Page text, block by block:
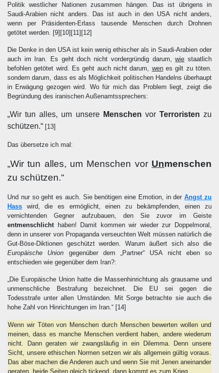
Politik westlicher Nationen zusammen hängen. Das ist übrigens in
Saudi-Arabien nicht anders. Das ist auch in den USA nicht anders,
wenn per Präsidenten-Erlass tausende Menschen durch Drohnen
getötet werden. [9][10][11][12]
Die Denke in den USA ist kein wenig ethischer als in Saudi-Arabien oder
auch im Iran. Es geht doch nicht vordergründig darum,wie staatlich
befohlen getötet wird. Es geht auch nicht darum, wenes gilt zu töten.
sondern darum, dass es als Möglichkeit politischen Handelns überhaupt
in Erwägung gezogen wird. Wo für mich das Problem liegt, zeigt die
Begründung des iranischen Außenamtssprechers:
„Wir tun alles, um unsere Menschen vor Terroristen zu
schützen.“ [13]
Das übersetze ich mal:
„Wir tun alles, um Menschen vor Unmenschen
zu schützen.“
Und nur so geht es auch. Sie benötigen eine Emotion, in derAngst zu
Hass wird, die es ermöglicht, einen zu bekämpfenden, einen zu
vernichtenden Gegner aufzubauen, den Sie zuvor im Geiste
entmenschlichthaben! Damit kommen wir wieder zur Doppelmoral,
denn in unserer von Propaganda verseuchten Welt müssen natürlich die
Gut-Böse-Diktionen geschützt werden. Warum äußert sich also die
Europäische Union gegenüber dem „Partner“ USA nicht eben so
entschieden wie gegenüber dem Iran?:
„Die Europäische Union hatte die Massenhinrichtung als grausame und
unmenschliche Bestrafung bezeichnet. Die EU sei gegen die
Todesstrafe unter allen Umständen. Mit Sorge betrachte sie auch die
hohe Zahl von Hinrichtungen im Iran.“ [14]
Wenn wir Töten von Menschen durch Menschen bewerten wollen und
meinen, dass es manche Menschen verdient haben, andere wiederum
nicht. Dann geraten wir zwangsläufig in ein Dilemma. Denn unsere
Sicht, unsere ethischen Normen setzen wir als allgemein gültig voraus.
Das aber machen die Anderen auch und wenn Sie mit Jenen aneinander
geraten, beide Seiten gleich tickend, dann kommt es zum Krieg.